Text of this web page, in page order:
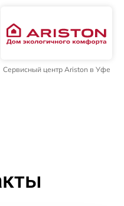
Сервисный центр Ariston в Уфе